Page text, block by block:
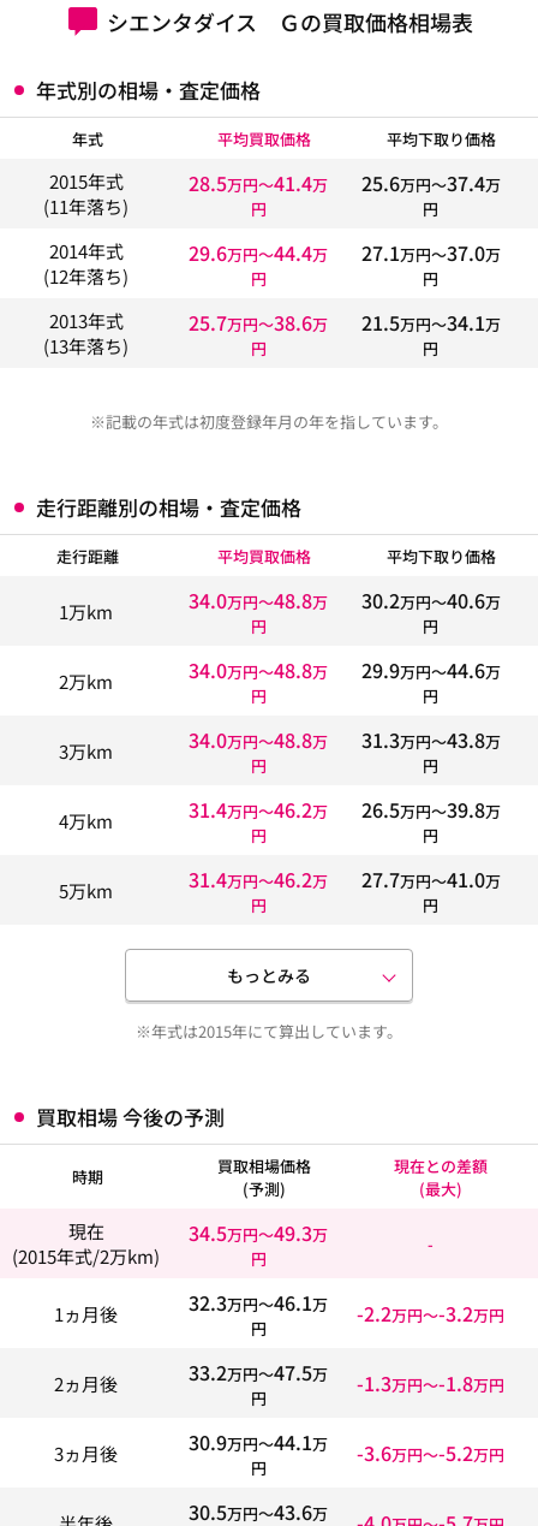
シエンタダイス Ｇの買取価格相場表
年式別の相場・査定価格
年式 平均買取価格 平均下取り価格
2015年式
(11年落ち)
28.5万円〜41.4万
円
25.6万円〜37.4万
円
2014年式
(12年落ち)
29.6万円〜44.4万
円
27.1万円〜37.0万
円
2013年式
(13年落ち)
25.7万円〜38.6万
円
21.5万円〜34.1万
円
※記載の年式は初度登録年月の年を指しています。
走行距離別の相場・査定価格
走行距離 平均買取価格 平均下取り価格
1万km 34.0万円〜48.8万
円
30.2万円〜40.6万
円
2万km 34.0万円〜48.8万
円
29.9万円〜44.6万
円
3万km 34.0万円〜48.8万
円
31.3万円〜43.8万
円
4万km 31.4万円〜46.2万
円
26.5万円〜39.8万
円
5万km 31.4万円〜46.2万
円
27.7万円〜41.0万
円
もっとみる
※年式は2015年にて算出しています。
買取相場 今後の予測
時期
買取相場価格
(予測)
現在との差額
(最大)
現在
(2015年式/2万km)
34.5万円〜49.3万
円
-
1ヵ月後 32.3万円〜46.1万
円
-2.2万円〜-3.2万円
2ヵ月後 33.2万円〜47.5万
円
-1.3万円〜-1.8万円
3ヵ月後 30.9万円〜44.1万
円
-3.6万円〜-5.2万円
30.5万円〜43.6万